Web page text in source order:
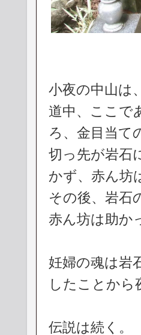
小夜の中山は
道中、ここで
ろ、金目当て
切っ先が岩石
かず、赤ん坊
その後、岩石
赤ん坊は助か
妊婦の魂は岩
したことから
伝説は続く。